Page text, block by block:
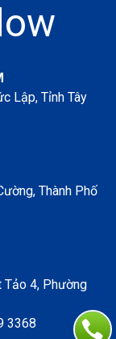
Lập, Tỉnh Tây
Thành Phố
Tảo 4, Phường
3368